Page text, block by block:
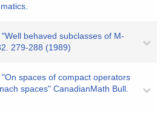
behaved subclasses of M-
279-288 (1989)
spaces of compact operators
spaces" CanadianMath Bull.